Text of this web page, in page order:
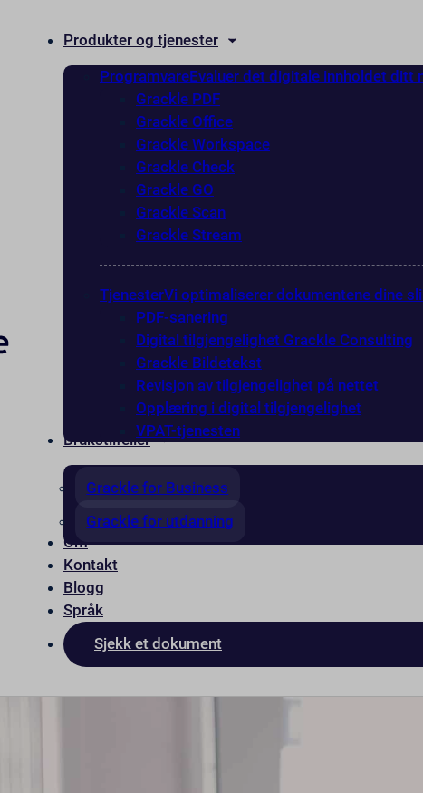
Produkter og tjenester
ProgramvareEvaluer det digitale innholdet ditt
Grackle PDF
Grackle Office
Grackle Workspace
Grackle Check
Grackle GO
Grackle Scan
Grackle Stream
TjenesterVi optimaliserer dokumentene dine
PDF-sanering
Digital tilgjengelighet Grackle Consulting
Grackle Bildetekst
Revisjon av tilgjengelighet på nettet
Opplæring i digital tilgjengelighet
VPAT-tjenesten
Brukstilfeller
Grackle for Business
Grackle for utdanning
Om
Kontakt
Blogg
Språk
Sjekk et dokument